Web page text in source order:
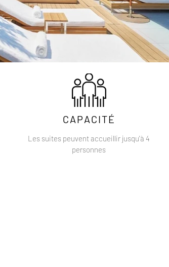
CAPACITÉ
Les suites peuvent accueillir jusqu'à 4
personnes